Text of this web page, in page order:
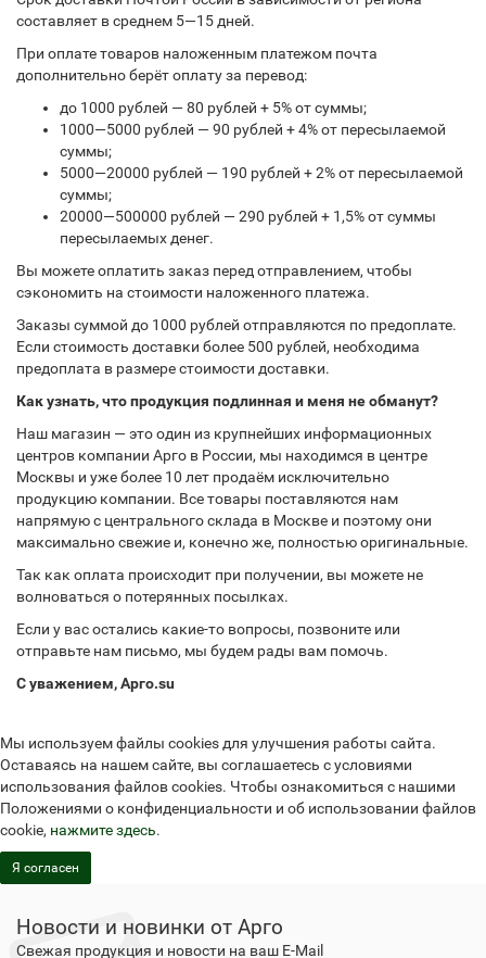
составляет в среднем 5—15 дней.
При оплате товаров наложенным платежом почта
дополнительно берёт оплату за перевод:
до 1000 рублей — 80 рублей + 5% от суммы;
1000—5000 рублей — 90 рублей + 4% от пересылаемой
суммы;
5000—20000 рублей — 190 рублей + 2% от пересылаемой
суммы;
20000—500000 рублей — 290 рублей + 1,5% от суммы
пересылаемых денег.
Вы можете оплатить заказ перед отправлением, чтобы
сэкономить на стоимости наложенного платежа.
Заказы суммой до 1000 рублей отправляются по предоплате.
Если стоимость доставки более 500 рублей, необходима
предоплата в размере стоимости доставки.
Как узнать, что продукция подлинная и меня не обманут?
Наш магазин — это один из крупнейших информационных
центров компании Арго в России, мы находимся в центре
Москвы и уже более 10 лет продаём исключительно
продукцию компании. Все товары поставляются нам
напрямую с центрального склада в Москве и поэтому они
максимально свежие и, конечно же, полностью оригинальные.
Так как оплата происходит при получении, вы можете не
волноваться о потерянных посылках.
Если у вас остались какие-то вопросы, позвоните или
отправьте нам письмо, мы будем рады вам помочь.
С уважением, Арго.su
Мы используем файлы cookies для улучшения работы сайта.
Оставаясь на нашем сайте, вы соглашаетесь с условиями
использования файлов cookies. Чтобы ознакомиться с нашими
Положениями о конфиденциальности и об использовании файлов
cookie, нажмите здесь.
Я согласен
Новости и новинки от Арго
Свежая продукция и новости на ваш E-Mail